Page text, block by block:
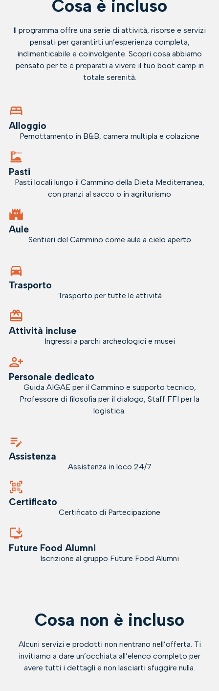
Cosa è incluso
Il programma offre una serie di attività, risorse e servizi
pensati per garantirti un’esperienza completa,
indimenticabile e coinvolgente. Scopri cosa abbiamo
pensato per te e preparati a vivere il tuo boot camp in
totale serenità.
Alloggio
Pernottamento in B&B, camera multipla e colazione
Pasti
Pasti locali lungo il Cammino della Dieta Mediterranea,
con pranzi al sacco o in agriturismo
Aule
Sentieri del Cammino come aule a cielo aperto
Trasporto
Trasporto per tutte le attività
Attività incluse
Ingressi a parchi archeologici e musei
Personale dedicato
Guida AIGAE per il Cammino e supporto tecnico,
Professore di filosofia per il dialogo, Staff FFI per la
logistica.
Assistenza
Assistenza in loco 24/7
Certificato
Certificato di Partecipazione
Future Food Alumni
Iscrizione al gruppo Future Food Alumni
Cosa non è incluso
Alcuni servizi e prodotti non rientrano nell’offerta. Ti
invitiamo a dare un’occhiata all’elenco completo per
avere tutti i dettagli e non lasciarti sfuggire nulla.